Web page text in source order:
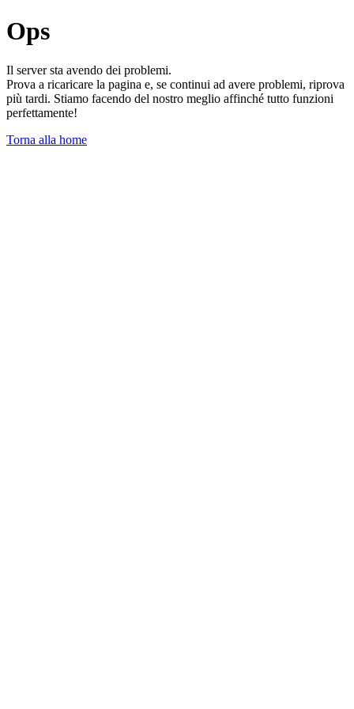
Ops
Il server sta avendo dei problemi.
Prova a ricaricare la pagina e, se continui ad avere problemi, riprova
più tardi. Stiamo facendo del nostro meglio affinché tutto funzioni
perfettamente!
Torna alla home